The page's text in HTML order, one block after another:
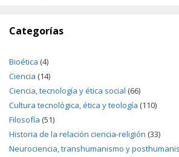
Categorías
Bioética (4)
Ciencia (14)
Ciencia, tecnología y ética social (66)
Cultura tecnológica, ética y teología (110)
Filosofía (51)
Historia de la relación ciencia-religión (33)
Neurociencia, transhumanismo y